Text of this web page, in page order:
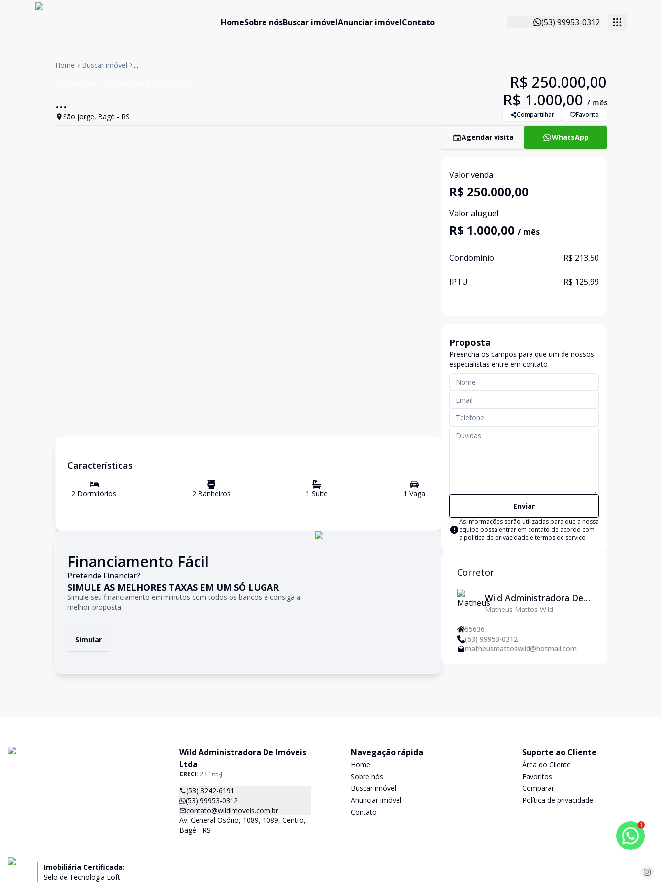
HomeSobre nósBuscar imóvelAnunciar imóvelContato (53) 99953-0312
Home Buscar imóvel ...
...
São jorge, Bagé - RS
R$ 250.000,00
R$ 1.000,00 / mês
Compartilhar Favorito
Características
2 Dormitórios 2Banheiros 1 Suíte 1 Vaga
Financiamento Fácil
Pretende Financiar?
SIMULE AS MELHORES TAXAS EM UM SÓ LUGAR
Simule seu financiamento em minutos com todos os bancos e consiga a
melhor proposta.
Simular
Agendar visita WhatsApp
Valor venda
R$ 250.000,00
Valor aluguel
R$ 1.000,00 / mês
Condomínio R$ 213,50
IPTU R$ 125,99
Proposta
Preencha os campos para que um de nossos
especialistas entre em contato
Enviar
As informações serão utilizadas para que a nossa
equipe possa entrar em contato de acordo com
a política de privacidade e termos de serviço
Corretor
Wild Administradora De
Imóveis Ltda
Matheus Mattos Wild
55636
(53) 99953-0312
matheusmattoswild@hotmail.com
Wild Administradora De Imóveis
Ltda
CRECI: 23.165-J
(53) 3242-6191
(53) 99953-0312
contato@wildimoveis.com.br
Av. General Osório, 1089, 1089, Centro,
Bagé - RS
Navegação rápida
Home
Sobre nós
Buscar imóvel
Anunciar imóvel
Contato
Suporte ao Cliente
Área do Cliente
Favoritos
Comparar
Política de privacidade
Imobiliária Certificada:
Selo de Tecnologia Loft
1